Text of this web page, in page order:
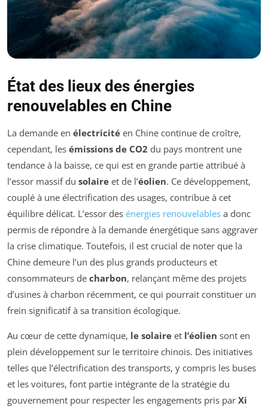
État des lieux des énergies
renouvelables en Chine
La demande en électricité en Chine continue de croître,
cependant, les émissions de CO2 du pays montrent une
tendance à la baisse, ce qui est en grande partie attribué à
l’essor massif du solaire et de l’éolien. Ce développement,
couplé à une électrification des usages, contribue à cet
équilibre délicat. L’essor des énergies renouvelables a donc
permis de répondre à la demande énergétique sans aggraver
la crise climatique. Toutefois, il est crucial de noter que la
Chine demeure l’un des plus grands producteurs et
consommateurs de charbon, relançant même des projets
d’usines à charbon récemment, ce qui pourrait constituer un
frein significatif à sa transition écologique.
Au cœur de cette dynamique, le solaire et l’éolien sont en
plein développement sur le territoire chinois. Des initiatives
telles que l’électrification des transports, y compris les buses
et les voitures, font partie intégrante de la stratégie du
gouvernement pour respecter les engagements pris par Xi